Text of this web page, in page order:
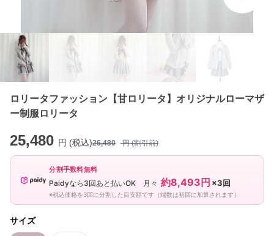
ロリータファッション【甘ロリータ】オリジナルローマザ
ー制服ロリータ
25,480 円 (税込)26,480 円 (割引前)
分割手数料無料
Paidyなら3回あと払いOK 月々 約8,493円 ×3回
※税込価格を3回に分割した目安額です（端数は初回に加算されます）
サイズ